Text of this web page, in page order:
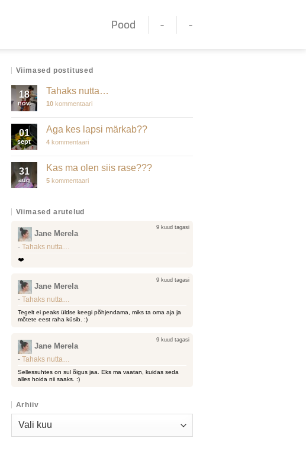
Pood - -
Viimased postitused
18
nov.
Tahaks nutta…
10kommentaari
01
sept
Aga kes lapsi märkab??
4kommentaari
31
aug
Kas ma olen siis rase???
5kommentaari
Viimased arutelud
Jane Merela
9 kuud tagasi
- Tahaks nutta…
❤️
Jane Merela
9 kuud tagasi
- Tahaks nutta…
Tegelt ei peaks üldse keegi põhjendama, miks ta oma aja ja
mõtete eest raha küsib. :)
Jane Merela
9 kuud tagasi
- Tahaks nutta…
Sellessuhtes on sul õigus jaa. Eks ma vaatan, kuidas seda
alles hoida nii saaks. :)
Arhiiv
Arhiiv